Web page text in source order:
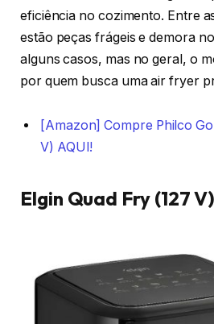
eficiência no cozimento. Entre
estão peças frágeis e demora
alguns casos, mas no geral, o
por quem busca uma air fryer
[Amazon] Compre Philco
V) AQUI!
Elgin Quad Fry (127 V)